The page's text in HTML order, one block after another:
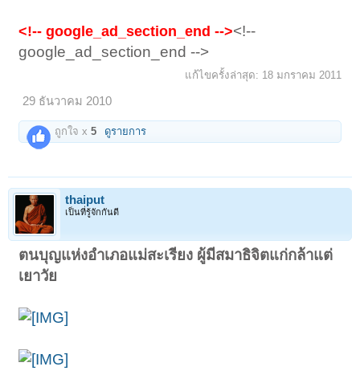
<!-- google_ad_section_end --><!--
google_ad_section_end -->
แก้ไขครั้งล่าสุด: 18 มกราคม 2011
29 ธันวาคม 2010
ถูกใจ x5 ดูรายการ
thaiput
เป็นที่รู้จักกันดี
ตนบุญแห่งอำเภอแม่สะเรียง ผู้มีสมาธิจิตแก่กล้าแต่
เยาวัย